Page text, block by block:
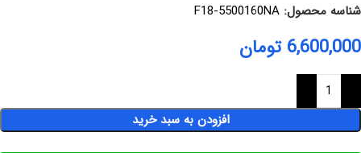
شناسه محصول: F18-5500160NA
6,600,000 تومان
افزودن به سبد خرید